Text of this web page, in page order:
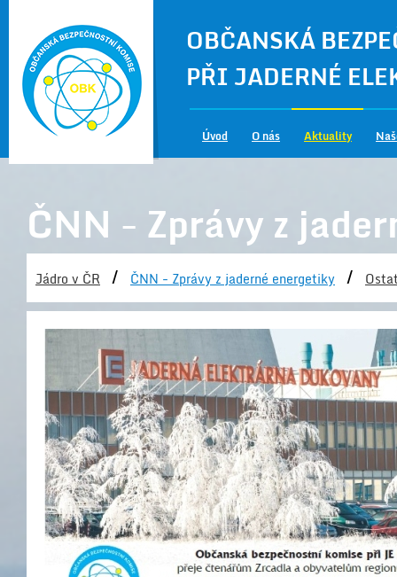
OBČANSKÁ
PŘI JADERNÉ
Úvod O nás Aktuality
ČNN - Zprávy z
Jádro v ČR / ČNN - Zprávy z jaderné energetiky /